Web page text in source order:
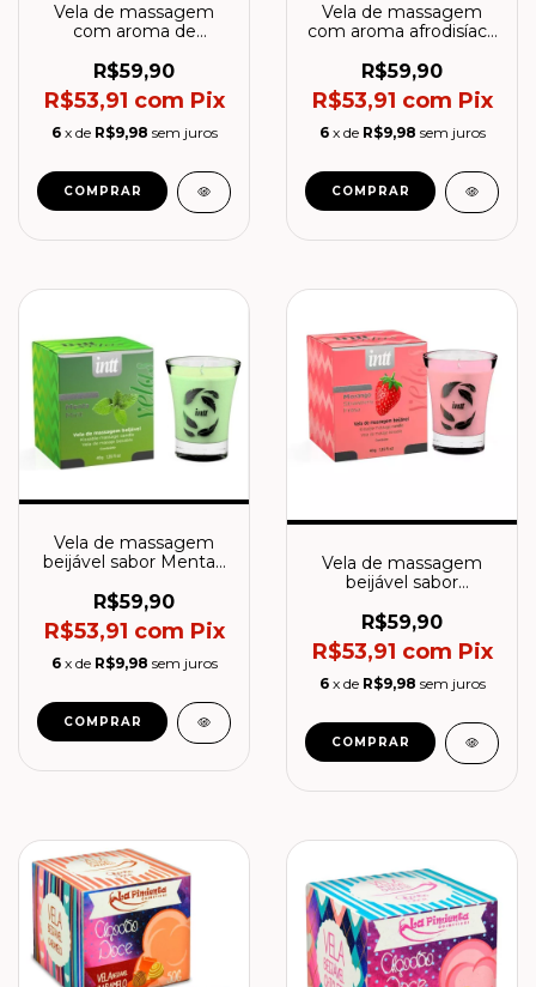
Vela de massagem
com aroma de
R$59,90
R$53,91 com Pix
6 x de R$9,98 sem juros
Vela de massagem
com aroma afrodisíaco
R$59,90
R$53,91 com Pix
6 x de R$9,98 sem juros
Vela de massagem
beijável sabor Menta -
R$59,90
R$53,91 com Pix
6 x de R$9,98 sem juros
Vela de massagem
beijável sabor
R$59,90
R$53,91 com Pix
6 x de R$9,98 sem juros